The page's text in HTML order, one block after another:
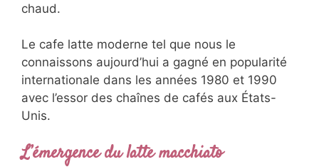
chaud.
Le cafe latte moderne tel que nous le
connaissons aujourd’hui a gagné en popularité
internationale dans les années 1980 et 1990
avec l’essor des chaînes de cafés aux États-
Unis.
L’émergence du latte macchiato